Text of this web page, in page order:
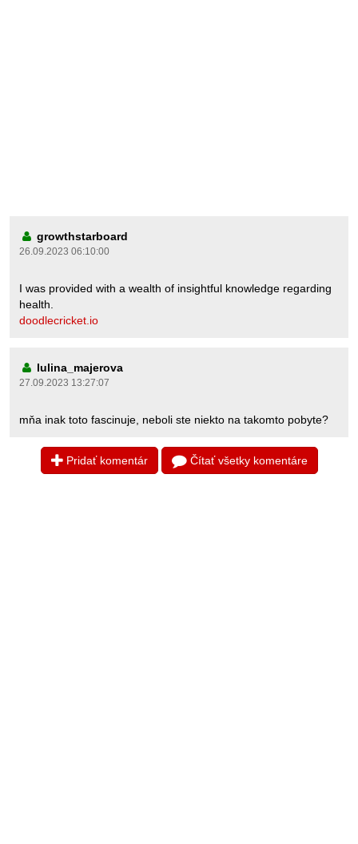
growthstarboard
26.09.2023 06:10:00
I was provided with a wealth of insightful knowledge regarding
health.
doodlecricket.io
lulina_majerova
27.09.2023 13:27:07
mňa inak toto fascinuje, neboli ste niekto na takomto pobyte?
Pridať komentár Čítať všetky komentáre